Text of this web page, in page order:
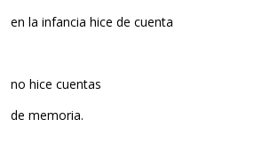
en la infancia hice de cuenta
no hice cuentas
de memoria.